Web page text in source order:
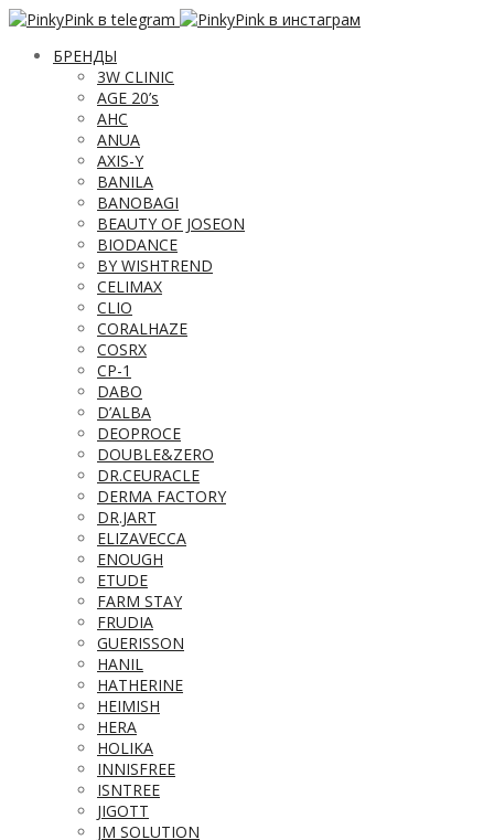
БРЕНДЫ
3W CLINIC
AGE 20’s
AHC
ANUA
AXIS-Y
BANILA
BANOBAGI
BEAUTY OF JOSEON
BIODANCE
BY WISHTREND
CELIMAX
CLIO
CORALHAZE
COSRX
CP-1
DABO
D’ALBA
DEOPROCE
DOUBLE&ZERO
DR.CEURACLE
DERMA FACTORY
DR.JART
ELIZAVECCA
ENOUGH
ETUDE
FARM STAY
FRUDIA
GUERISSON
HANIL
HATHERINE
HEIMISH
HERA
HOLIKA
INNISFREE
ISNTREE
JIGOTT
JM SOLUTION